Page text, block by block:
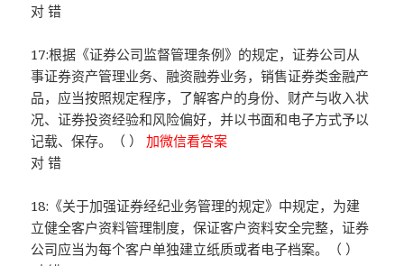
对 错
17:根据《证券公司监督管理条例》的规定，证券公司从
事证券资产管理业务、融资融券业务，销售证券类金融产
品，应当按照规定程序，了解客户的身份、财产与收入状
况、证券投资经验和风险偏好，并以书面和电子方式予以
记载、保存。（ ）加微信看答案
对 错
18:《关于加强证券经纪业务管理的规定》中规定，为建
立健全客户资料管理制度，保证客户资料安全完整，证券
公司应当为每个客户单独建立纸质或者电子档案。（ ）